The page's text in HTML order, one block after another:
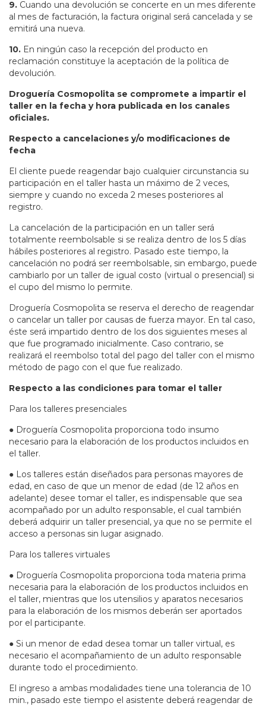
9. Cuando una devolución se concerte en un mes diferente
al mes de facturación, la factura original será cancelada y se
emitirá una nueva.
10. En ningún caso la recepción del producto en
reclamación constituye la aceptación de la política de
devolución.
Droguería Cosmopolita se compromete a impartir el
taller en la fecha y hora publicada en los canales
oficiales.
Respecto a cancelaciones y/o modificaciones de
fecha
El cliente puede reagendar bajo cualquier circunstancia su
participación en el taller hasta un máximo de 2 veces,
siempre y cuando no exceda 2 meses posteriores al
registro.
La cancelación de la participación en un taller será
totalmente reembolsable si se realiza dentro de los 5 días
hábiles posteriores al registro. Pasado este tiempo, la
cancelación no podrá ser reembolsable, sin embargo, puede
cambiarlo por un taller de igual costo (virtual o presencial) si
el cupo del mismo lo permite.
Droguería Cosmopolita se reserva el derecho de reagendar
o cancelar un taller por causas de fuerza mayor. En tal caso,
éste será impartido dentro de los dos siguientes meses al
que fue programado inicialmente. Caso contrario, se
realizará el reembolso total del pago del taller con el mismo
método de pago con el que fue realizado.
Respecto a las condiciones para tomar el taller
Para los talleres presenciales
● Droguería Cosmopolita proporciona todo insumo
necesario para la elaboración de los productos incluidos en
el taller.
● Los talleres están diseñados para personas mayores de
edad, en caso de que un menor de edad (de 12 años en
adelante) desee tomar el taller, es indispensable que sea
acompañado por un adulto responsable, el cual también
deberá adquirir un taller presencial, ya que no se permite el
acceso a personas sin lugar asignado.
Para los talleres virtuales
● Droguería Cosmopolita proporciona toda materia prima
necesaria para la elaboración de los productos incluidos en
el taller, mientras que los utensilios y aparatos necesarios
para la elaboración de los mismos deberán ser aportados
por el participante.
● Si un menor de edad desea tomar un taller virtual, es
necesario el acompañamiento de un adulto responsable
durante todo el procedimiento.
El ingreso a ambas modalidades tiene una tolerancia de 10
min., pasado este tiempo el asistente deberá reagendar de